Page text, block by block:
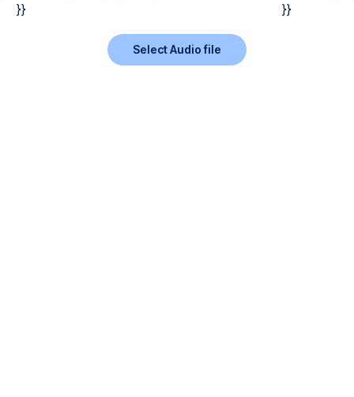
}}
}}
Select Audio file